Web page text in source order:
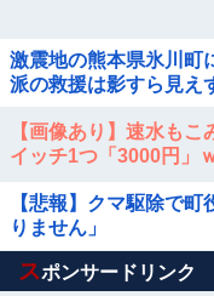
激震地の熊本県氷川町
派の救援は影すら見え
【画像あり】速水も
イッチ1つ「3000円」
【悲報】クマ駆除で
りません」
Powered by livedoor 相
スポンサードリンク